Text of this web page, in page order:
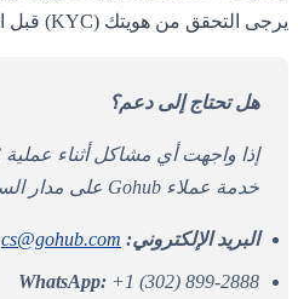
يرجى التحقق من هويتك (KYC) قبل استخدام eSIM الخاص بك.
هل تحتاج إلى دعم؟
خدمة عملاء Gohub على مدار الساعة عبر:
البريد الإلكتروني: cs@gohub.com
WhatsApp: +1 (302) 899-2888